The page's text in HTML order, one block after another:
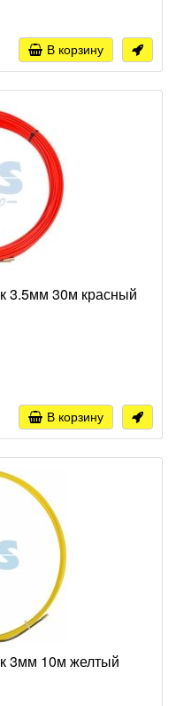
В корзину
3.5мм 30м красный
В корзину
3мм 10м желтый